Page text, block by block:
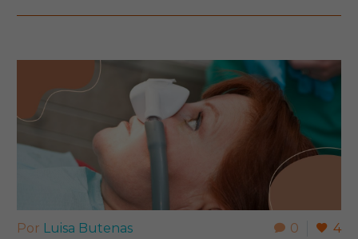
0 4
Por Luisa Butenas